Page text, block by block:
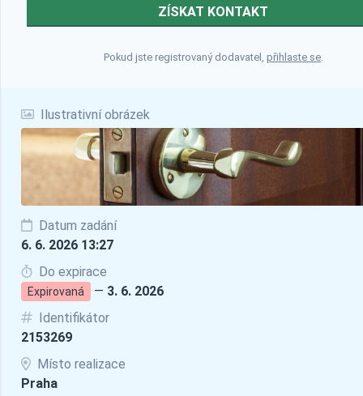
Ilustrativní obrázek
Datum zadání
6. 6. 2026 13:27
Do expirace
Expirovaná — 3. 6. 2026
Identifikátor
2153269
Místo realizace
Praha
ZÍSKAT KONTAKT
Pokud jste registrovaný dodavatel, přihlaste se.